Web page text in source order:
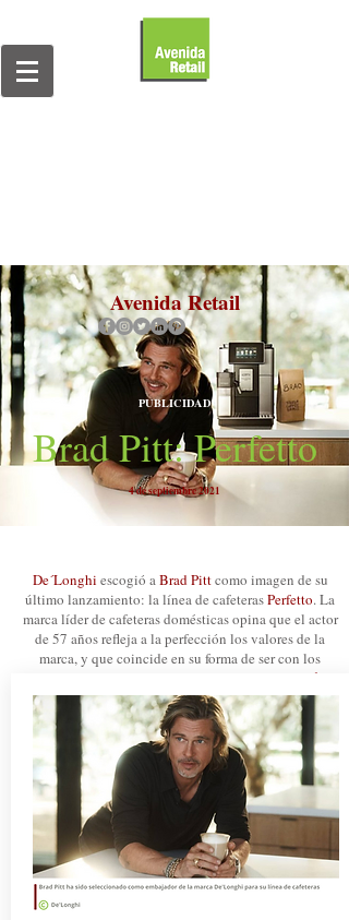
Avenida Retail
PUBLICIDAD
Brad Pitt: Perfetto
4 de septiembre 2021
De´Longhi escogió aBrad Pittcomo imagen de su
último lanzamiento: la línea de cafeterasPerfetto. La
marca líder de cafeteras domésticas opina que el actor
de 57 años refleja a la perfección los valores de la
marca, y que coincide en su forma de ser con los
"estilo,
pasión por el diseño, exclusividad, pero sin perder la
humildad"
. Conozca la historia y vea el video.